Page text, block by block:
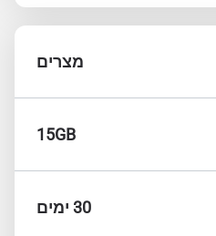
מצרים
15GB
30 ימים